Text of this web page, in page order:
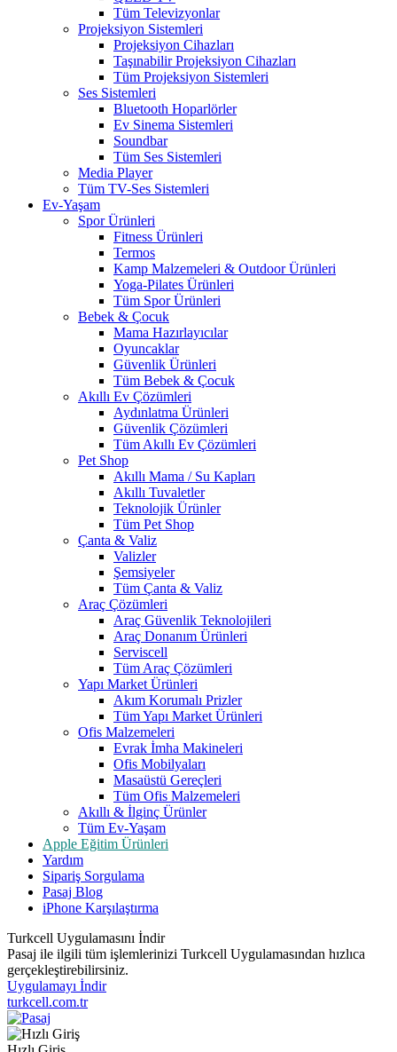
Tüm Televizyonlar
Projeksiyon Sistemleri
Projeksiyon Cihazları
Taşınabilir Projeksiyon Cihazları
Tüm Projeksiyon Sistemleri
Ses Sistemleri
Bluetooth Hoparlörler
Ev Sinema Sistemleri
Soundbar
Tüm Ses Sistemleri
Media Player
Tüm TV-Ses Sistemleri
Ev-Yaşam
Spor Ürünleri
Fitness Ürünleri
Termos
Kamp Malzemeleri & Outdoor Ürünleri
Yoga-Pilates Ürünleri
Tüm Spor Ürünleri
Bebek & Çocuk
Mama Hazırlayıcılar
Oyuncaklar
Güvenlik Ürünleri
Tüm Bebek & Çocuk
Akıllı Ev Çözümleri
Aydınlatma Ürünleri
Güvenlik Çözümleri
Tüm Akıllı Ev Çözümleri
Pet Shop
Akıllı Mama / Su Kapları
Akıllı Tuvaletler
Teknolojik Ürünler
Tüm Pet Shop
Çanta & Valiz
Valizler
Şemsiyeler
Tüm Çanta & Valiz
Araç Çözümleri
Araç Güvenlik Teknolojileri
Araç Donanım Ürünleri
Serviscell
Tüm Araç Çözümleri
Yapı Market Ürünleri
Akım Korumalı Prizler
Tüm Yapı Market Ürünleri
Ofis Malzemeleri
Evrak İmha Makineleri
Ofis Mobilyaları
Masaüstü Gereçleri
Tüm Ofis Malzemeleri
Akıllı & İlginç Ürünler
Tüm Ev-Yaşam
Apple Eğitim Ürünleri
Yardım
Sipariş Sorgulama
Pasaj Blog
iPhone Karşılaştırma
Turkcell Uygulamasını İndir
Pasaj ile ilgili tüm işlemlerinizi Turkcell Uygulamasından hızlıca
gerçekleştirebilirsiniz.
Uygulamayı İndir
turkcell.com.tr